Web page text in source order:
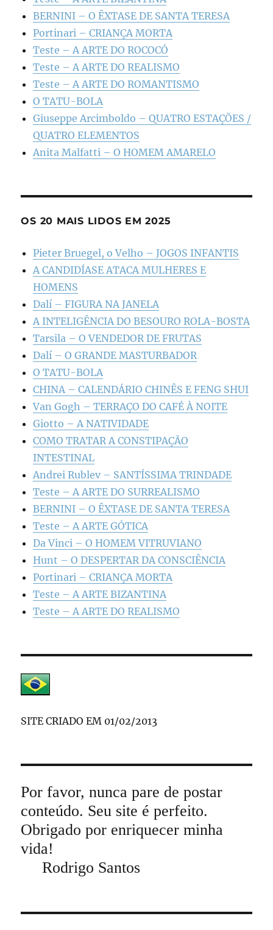
BERNINI – O ÊXTASE DE SANTA TERESA
Portinari – CRIANÇA MORTA
Teste – A ARTE DO ROCOCÓ
Teste – A ARTE DO REALISMO
Teste – A ARTE DO ROMANTISMO
O TATU-BOLA
Giuseppe Arcimboldo – QUATRO ESTAÇÕES /
QUATRO ELEMENTOS
Anita Malfatti – O HOMEM AMARELO
OS 20 MAIS LIDOS EM 2025
Pieter Bruegel, o Velho – JOGOS INFANTIS
A CANDIDÍASE ATACA MULHERES E
HOMENS
Dalí – FIGURA NA JANELA
A INTELIGÊNCIA DO BESOURO ROLA-BOSTA
Tarsila – O VENDEDOR DE FRUTAS
Dalí – O GRANDE MASTURBADOR
O TATU-BOLA
CHINA – CALENDÁRIO CHINÊS E FENG SHUI
Van Gogh – TERRAÇO DO CAFÉ À NOITE
Giotto – A NATIVIDADE
COMO TRATAR A CONSTIPAÇÃO
INTESTINAL
Andrei Rublev – SANTÍSSIMA TRINDADE
Teste – A ARTE DO SURREALISMO
BERNINI – O ÊXTASE DE SANTA TERESA
Teste – A ARTE GÓTICA
Da Vinci – O HOMEM VITRUVIANO
Hunt – O DESPERTAR DA CONSCIÊNCIA
Portinari – CRIANÇA MORTA
Teste – A ARTE BIZANTINA
Teste – A ARTE DO REALISMO
SITE CRIADO EM 01/02/2013
Por favor, nunca pare de postar
conteúdo. Seu site é perfeito.
Obrigado por enriquecer minha
vida!
Rodrigo Santos